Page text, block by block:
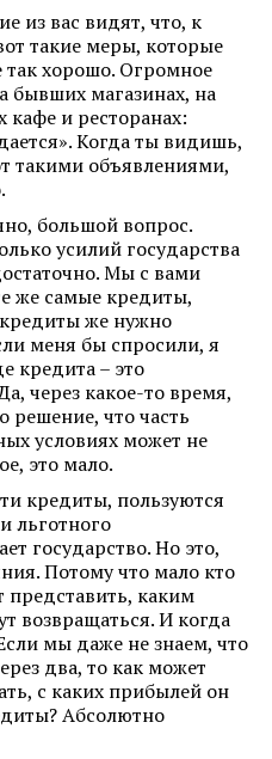
из вас видят, что, к
такие меры, которые
хорошо. Огромное
бывших магазинах, на
и ресторанах:
Когда ты видишь,
такими объявлениями,
большой вопрос.
усилий государства
Мы с вами
же самые кредиты,
же нужно
меня бы спросили, я
кредита – это
через какое-то время,
что часть
условиях может не
это мало.
кредиты, пользуются
льготного
государство. Но это,
Потому что мало кто
каким
возвращаться. И когда
мы даже не знаем, что
два, то как может
с каких прибылей он
Абсолютно